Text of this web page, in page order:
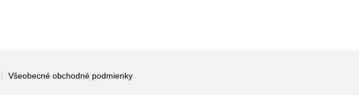
Všeobecné obchodné podmienky